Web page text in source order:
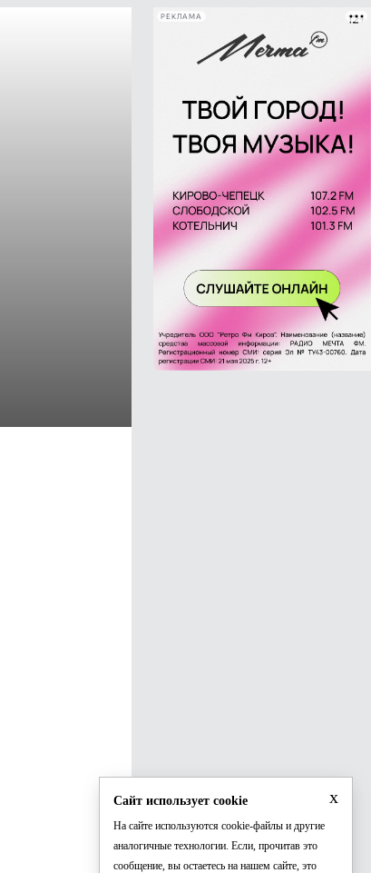
РЕКЛАМА
x
Сайт использует cookie
На сайте используются cookie-файлы и другие
аналогичные технологии. Если, прочитав это
сообщение, вы остаетесь на нашем сайте, это